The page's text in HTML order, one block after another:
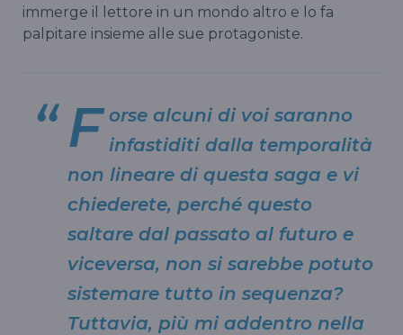
immerge il lettore in un mondo altro e lo fa
palpitare insieme alle sue protagoniste.
F orse alcuni di voi saranno
infastiditi dalla temporalità
non lineare di questa saga e vi
chiederete, perché questo
saltare dal passato al futuro e
viceversa, non si sarebbe potuto
sistemare tutto in sequenza?
Tuttavia, più mi addentro nella